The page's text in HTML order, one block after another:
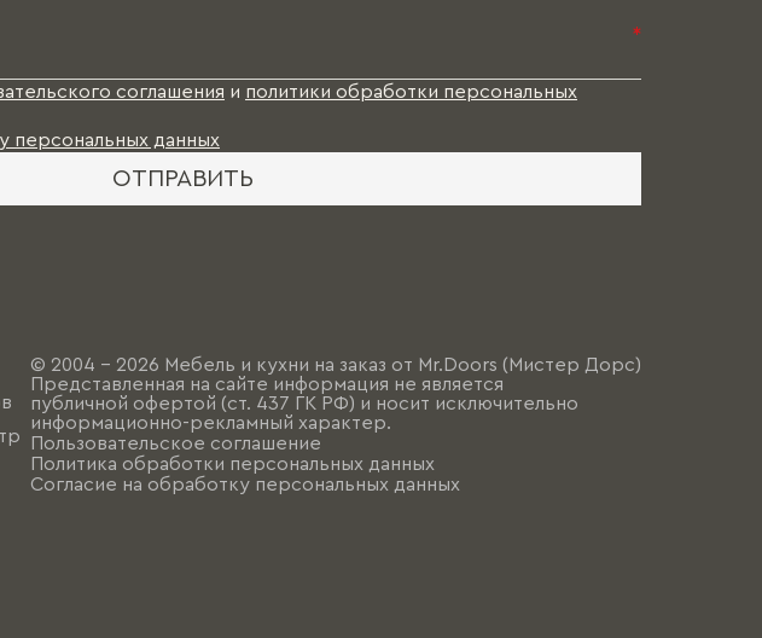
*
соглашения и политики обработки персональных
персональных данных
ОТПРАВИТЬ
© 2004 - 2026 Мебель и кухни на заказ от Mr.Doors (Мистер Дорс)
Представленная на сайте информация не является
публичной офертой (ст. 437 ГК РФ) и носит исключительно
информационно-рекламный характер.
Пользовательское соглашение
Политика обработки персональных данных
Согласие на обработку персональных данных